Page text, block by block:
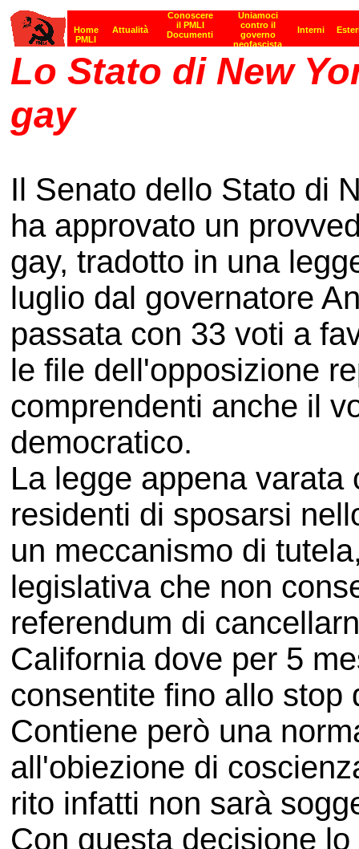
Lo Stato di New
gay
Il Senato dello Stato di
ha approvato un
gay, tradotto in una
luglio dal governatore
passata con 33 voti a
le file dell'opposizione
comprendenti anche il
democratico.
La legge appena
residenti di sposarsi
un meccanismo di
legislativa che non
referendum di
California dove per 5
consentite fino allo stop
Contiene però una
all'obiezione di
rito infatti non sarà
Con questa decisione